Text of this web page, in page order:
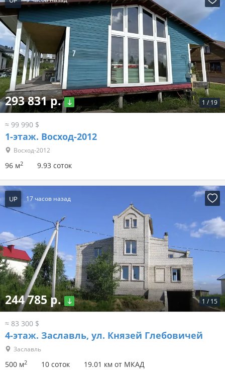
1 / 19
293 831 р.
≈ 99 990 $
1-этаж. Восход-2012
Восход-2012
96 м2 9.93 соток
UP 17 часов назад
1 / 15
244 785 р.
≈ 83 300 $
4-этаж. Заславль, ул. Князей Глебовичей
Заславль
500 м2 10 соток 19.01 км от МКАД